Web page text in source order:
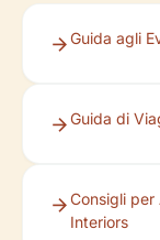
Guida agli
Guida di
Consigli
Interiors